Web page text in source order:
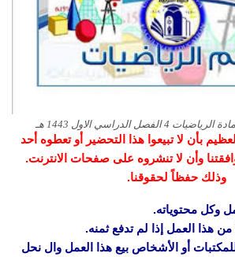
الدراسي الاول 1443 هـ
بأن لا تبيعوا هذا التحضير أو تعطوه أحد
وأن لا تنشروه على صفحات الانترنت.
وذلك حفظاً لحقوقنا.
وكل محتوياته.
هذا العمل إذا لم تدفع ثمنه.
أو الأشخاص بيع هذا العمل وال نحل